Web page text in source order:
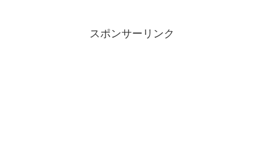
スポンサーリンク